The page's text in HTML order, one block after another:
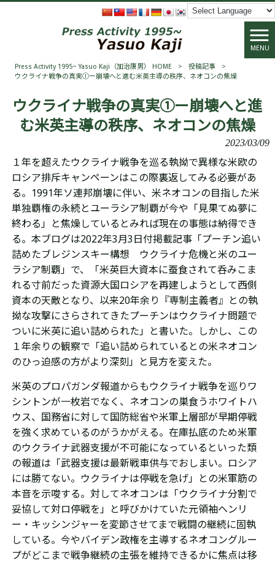
MENU
Press Activity 1995~ Yasuo Kaji（加治康男） HOME > 投稿記事
>
ウクライナ戦争の真実①ー崩壊へと進む米英主導の秩序、ネオコンの焦燥
ウクライナ戦争の真実①ー崩壊へと進
む米英主導の秩序、ネオコンの焦燥
2023/03/09
１年を超えたウクライナ戦争を巡る執拗で異様な米欧の
ロシア排斥キャンペーンはこの際裏返してみる必要があ
る。1991年ソ連邦崩壊に伴い、米ネオコンの目指した米
単独覇権の永続とユーラシア制覇が今や「見果てぬ夢に
終わる」と焦燥しているとみれば現在の事態は納得でき
る。本ブログは2022年3月3日付掲載記事「プーチン追い
詰めたブレジンスキー構想 ウクライナ危機と米のユー
ラシア制覇」で、「米英巨大資本に蚕食されて呑みこま
れる寸前だった資源大国ロシアを再建しようとして西側
資本の天敵となり、以来20年余り『専制主義者』との執
拗な攻撃にさらされてきたプーチンはウクライナ問題で
ついに米英に追い詰められた」と書いた。しかし、この
１年余りの観察で「追い詰められているとの米ネオコン
のひっ迫感の方がより深刻」と見方を変えた。
米英のプロパガンダ報道からもウクライナ戦争を巡りワ
シントンが一枚岩でなく、ネオコンの巣食うホワイトハ
ウス、国務省に対して国防総省や米軍上層部が早期停戦
を強く求めているのがうかがえる。 在庫払底のため米軍
のウクライナ武器支援が不可能になっているといった類
の報道は「武器支援は最新戦車供与でおしまい。ロシア
には勝てない。ウクライナは停戦を急げ」との米軍筋の
本音を示唆する。対してネオコンは「ウクライナ分割で
妥協して対ロ停戦を」と呼びかけていた元領袖ヘンリ
ー・キッシンジャーを変節させてまで戦闘の継続に固執
している。今やバイデン政権を主導するネオコングルー
プがどこまで戦争継続の主張を維持できるかに焦点は移